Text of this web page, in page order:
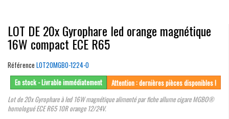
LOT DE 20x Gyrophare led orange magnétique
16W compact ECE R65
Référence LOT20MGBO-1224-O
En stock - Livrable immédiatement
Attention : dernières pièces disponibles !
Lot de 20x Gyrophare à led 16W magnétique alimenté par fiche allume cigare MGBO®
homologué ECE R65 10R orange 12/24V.